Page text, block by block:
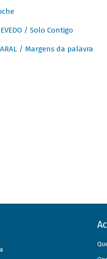
/ Solo Contigo
/ Margens da palavra